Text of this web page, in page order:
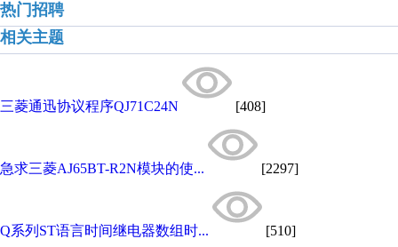
热门招聘
相关主题
三菱通迅协议程序QJ71C24N [408]
急求三菱AJ65BT-R2N模块的使... [2297]
Q系列ST语言时间继电器数组时... [510]